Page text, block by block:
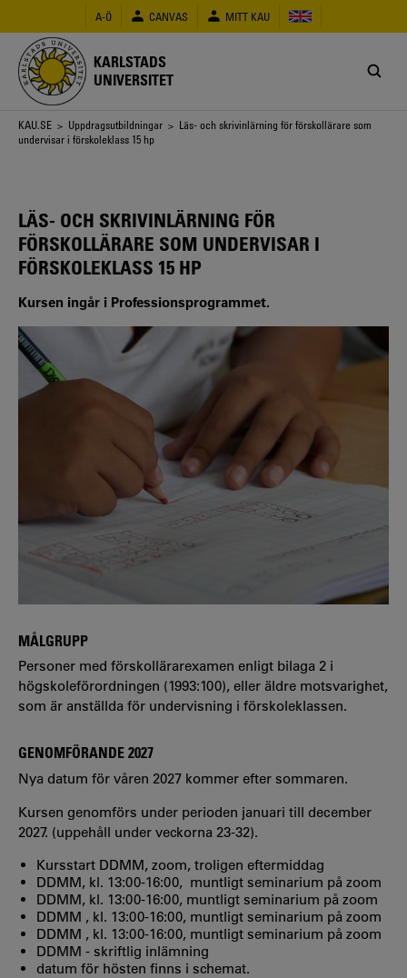
huvudinnehåll
A-Ö CANVAS MITT KAU
KARLSTADS
UNIVERSITET
Länkstig
KAU.SE > Uppdragsutbildningar > Läs- och skrivinlärning för förskollärare som
undervisar i förskoleklass 15 hp
LÄS- OCH SKRIVINLÄRNING FÖR
FÖRSKOLLÄRARE SOM UNDERVISAR I
FÖRSKOLEKLASS 15 HP
Kursen ingår i Professionsprogrammet.
MÅLGRUPP
Personer med förskollärarexamen enligt bilaga 2 i
högskoleförordningen (1993:100), eller äldre motsvarighet,
som är anställda för undervisning i förskoleklassen.
GENOMFÖRANDE 2027
Nya datum för våren 2027 kommer efter sommaren.
Kursen genomförs under perioden januari till december
2027. (uppehåll under veckorna 23-32).
Kursstart DDMM, zoom, troligen eftermiddag
DDMM, kl. 13:00-16:00, muntligt seminarium på zoom
DDMM, kl. 13:00-16:00, muntligt seminarium på zoom
DDMM , kl. 13:00-16:00, muntligt seminarium på zoom
DDMM , kl. 13:00-16:00, muntligt seminarium på zoom
DDMM - skriftlig inlämning
datum för hösten finns i schemat.